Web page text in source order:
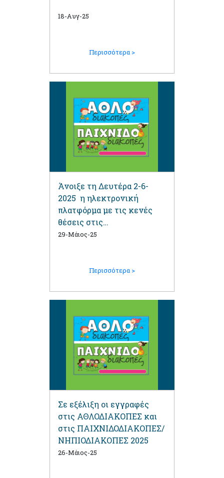
18-Αυγ-25
Περισσότερα >
Άνοιξε τη Δευτέρα 2-6-
2025 η ηλεκτρονική
πλατφόρμα με τις κενές
θέσεις στις
Παιχνιδοδιακοπές και
29-Μάιος-25
Περισσότερα >
Σε εξέλιξη οι εγγραφές
στις ΑΘΛΟΔΙΑΚΟΠΕΣ και
στις ΠΑΙΧΝΙΔΟΔΙΑΚΟΠΕΣ/
ΝΗΠΙΟΔΙΑΚΟΠΕΣ 2025
26-Μάιος-25